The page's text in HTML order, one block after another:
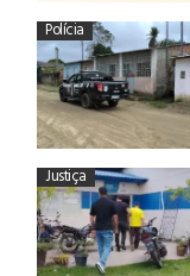
Polícia
Justiça